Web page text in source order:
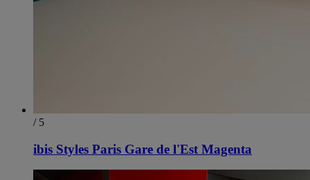
/ 5
ibis Styles Paris Gare de l'Est Magenta